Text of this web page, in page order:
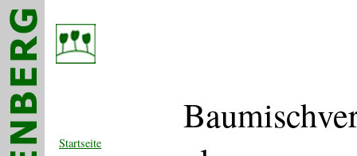
Startseite